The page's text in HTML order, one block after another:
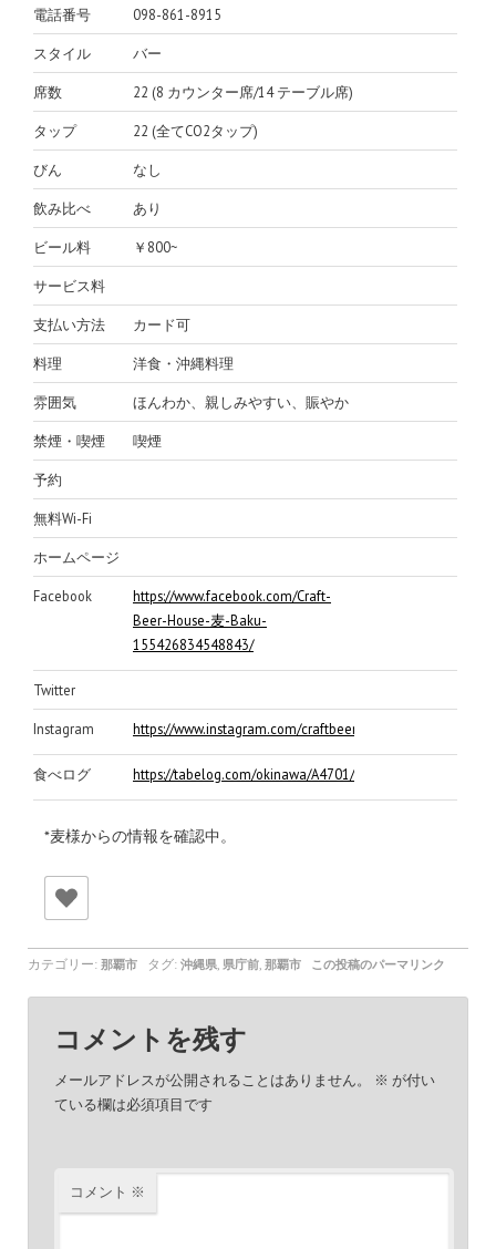
電話番号 098-861-8915
スタイル バー
席数 22 (8 カウンター席/14 テーブル席)
タップ 22 (全てCO2タップ)
びん なし
飲み比べ あり
ビール料 ￥800~
サービス料
支払い方法 カード可
料理 洋食・沖縄料理
雰囲気 ほんわか、親しみやすい、賑やか
禁煙・喫煙 喫煙
予約
無料Wi-Fi
ホームページ
Facebook
https://www.facebook.com/Craft-
Beer-House-麦-Baku-
155426834548843/
Twitter
Instagram https://www.instagram.com/craftbeerhousebaku/
食べログ https://tabelog.com/okinawa/A4701/A470101/47007035/
*麦様からの情報を確認中。
カテゴリー: 那覇市 タグ: 沖縄県 県庁前 那覇市 この投稿のパーマリンク
コメントを残す
メールアドレスが公開されることはありません。 ※ が付い
ている欄は必須項目です
コメント ※